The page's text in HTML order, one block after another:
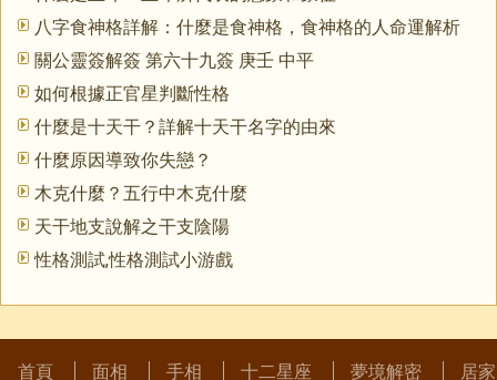
八字食神格詳解：什麼是食神格，食神格的人命運解析
關公靈簽解簽 第六十九簽 庚壬 中平
如何根據正官星判斷性格
什麼是十天干？詳解十天干名字的由來
什麼原因導致你失戀？
木克什麼？五行中木克什麼
天干地支說解之干支陰陽
性格測試,性格測試小游戲
首頁 面相 手相 十二星座 夢境解密 居家